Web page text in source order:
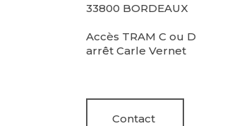
33800 BORDEAUX
Accès TRAM C ou D
arrêt Carle Vernet
Contact